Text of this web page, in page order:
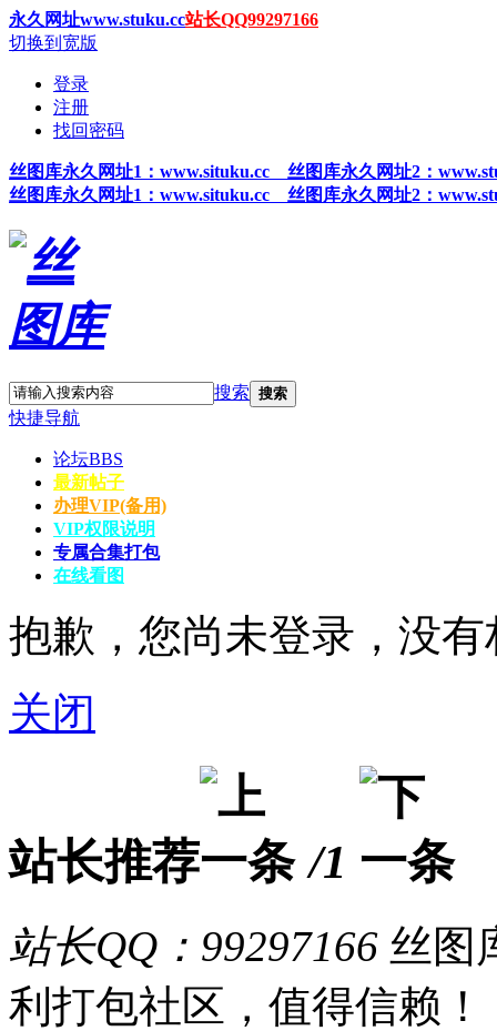
永久网址www.stuku.cc站长QQ99297166
切换到宽版
登录
注册
找回密码
丝图 库永久网址1 ：www.situku.cc 丝图库永久网址2：
丝图 库永久网址1 ：www.situku.cc 丝图库永久网址2：
搜索 搜索
快捷导航
论坛BBS
最新帖子
办理VIP(备用)
VIP权限说明
专属合集打包
在线看图
抱歉，您尚未登录，没
关闭
站长推荐 /1
站长QQ：99297166 丝图
利打包社区，值得信赖！